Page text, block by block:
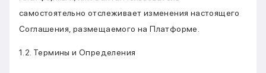
самостоятельно отслеживает изменения настоящего
Соглашения, размещаемого на Платформе.
1.2. Термины и Определения